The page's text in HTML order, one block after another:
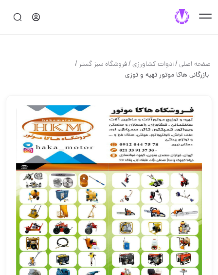
صفحه اصلی/ادوات كشاورزي/فروشگاه سبز گستر/
️ بازرگانی هاکا موتور ️تهیه و توزی